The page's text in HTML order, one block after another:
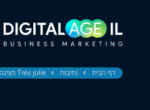
דף הבית נתיבות Très jolie מציגה: יום אהבה מתוק במיוחד